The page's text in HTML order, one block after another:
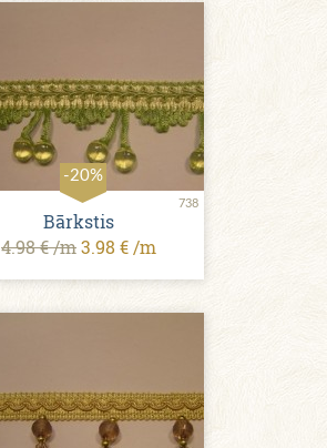
-20%
738
Bārkstis
4.98 € /m3.98 € /m